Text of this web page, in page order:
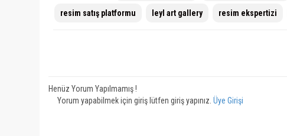
resim satış platformu leyl art gallery resim ekspertizi
Henüz Yorum Yapılmamış !
Yorum yapabilmek için giriş lütfen giriş yapınız.Üye Girişi